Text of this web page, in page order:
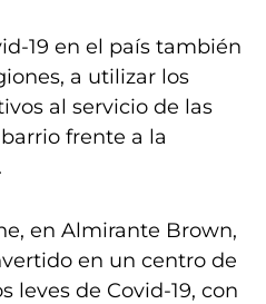
19 en el país también
a utilizar los
al servicio de las
frente a la
en Almirante Brown,
en un centro de
leves de Covid-19, con